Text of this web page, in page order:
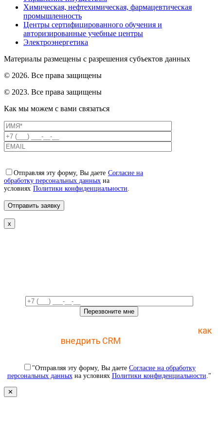
Химическая, нефтехимическая, фармацевтическая
промышленность
Центры сертифицированного обучения и
авторизированные учебные центры
Электроэнергетика
Материалы размещены с разрешения субъектов данных
© 2026. Все права защищены
© 2023. Все права защищены
Как мы можем с вами связаться
Отправляя эту форму, Вы даете Согласие на
обработку персональных данных на
условиях Политики конфиденциальности.
x
как
внедрить CRM
"Отправляя эту форму, Вы даете Согласие на обработку
персональных данныхна условиях Политики конфиденциальности."
✕